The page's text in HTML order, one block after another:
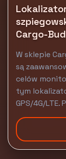
Cargo-Bud
W sklepie
są
celów
tym
GPS/4G/LTE.